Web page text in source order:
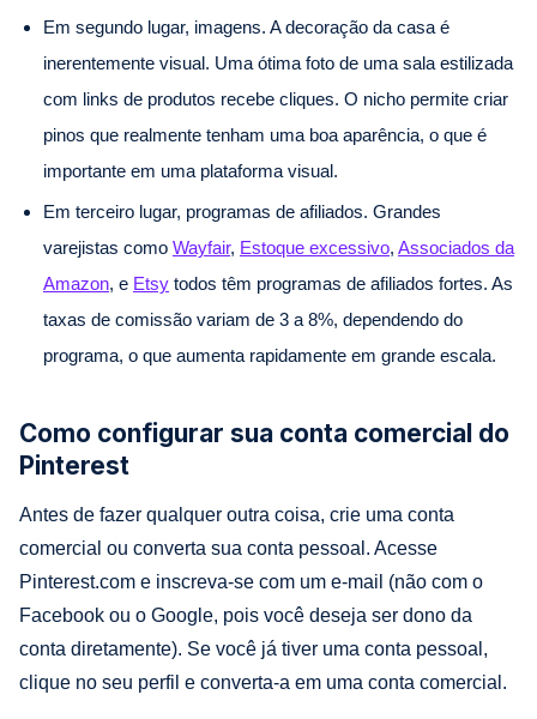
Em segundo lugar, imagens. A decoração da casa é
inerentemente visual. Uma ótima foto de uma sala estilizada
com links de produtos recebe cliques. O nicho permite criar
pinos que realmente tenham uma boa aparência, o que é
importante em uma plataforma visual.
Em terceiro lugar, programas de afiliados. Grandes
varejistas como Wayfair, Estoque excessivo, Associados da
Amazon, e Etsy todos têm programas de afiliados fortes. As
taxas de comissão variam de 3 a 8%, dependendo do
programa, o que aumenta rapidamente em grande escala.
Como configurar sua conta comercial do
Pinterest
Antes de fazer qualquer outra coisa, crie uma conta
comercial ou converta sua conta pessoal. Acesse
Pinterest.com e inscreva-se com um e-mail (não com o
Facebook ou o Google, pois você deseja ser dono da
conta diretamente). Se você já tiver uma conta pessoal,
clique no seu perfil e converta-a em uma conta comercial.